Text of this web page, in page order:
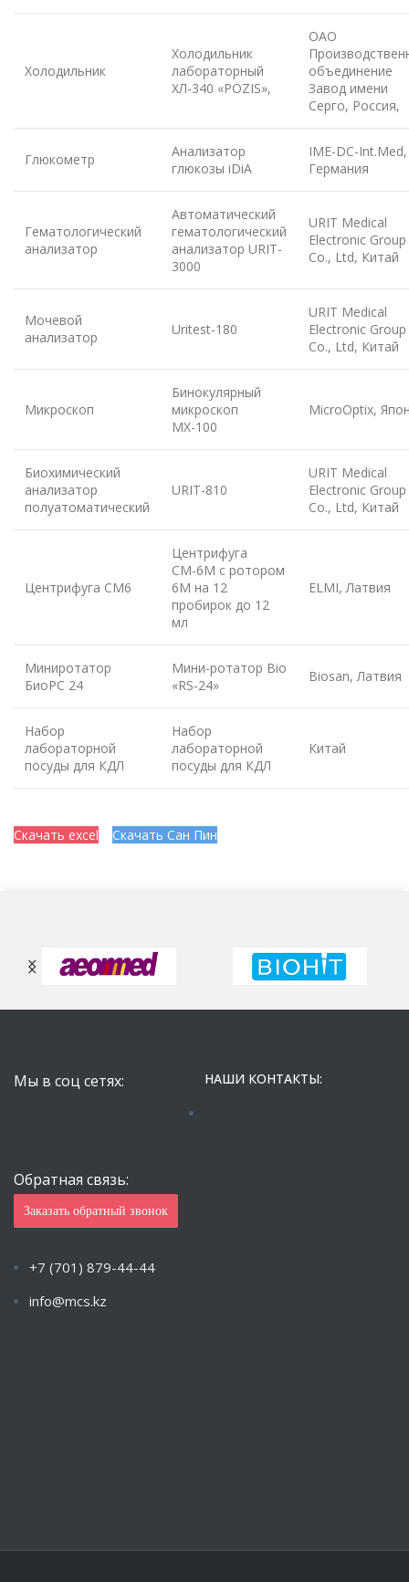
Холодильник
Холодильник
лабораторный
ХЛ-340 «POZIS»,
ОАО
объединение
Завод имени
Серго, Россия,
Глюкометр
Анализатор
глюкозы iDiA
IME-DC-Int.Med,
Германия
Гематологический
анализатор
Автоматический
гематологический
анализатор URIT-
3000
URIT Medical
Electronic Group
Co., Ltd, Китай
Мочевой
анализатор
Uritest-180
URIT Medical
Electronic Group
Co., Ltd, Китай
Микроскоп
Бинокулярный
микроскоп
МХ-100
MicroOptix,
Биохимический
анализатор
полуатоматический
URIT-810
URIT Medical
Electronic Group
Co., Ltd, Китай
Центрифуга СМ6
Центрифуга
СМ-6М с ротором
6М на 12
пробирок до 12
мл
ELMI, Латвия
Миниротатор
БиоРС 24
Мини-ротатор Bio
«RS-24»
Biosan, Латвия
Набор
лабораторной
посуды для КДЛ
Набор
лабораторной
посуды для КДЛ
Китай
Скачать excel Скачать Сан Пин
Мы в соц сетях:
Обратная связь:
Заказать обратный звонок
НАШИ КОНТАКТЫ:
+7 (701) 879-44-44
info@mcs.kz